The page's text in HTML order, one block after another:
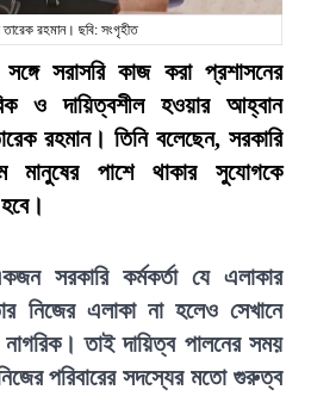
তারেক রহমান। ছবি: সংগৃহীত
সঙ্গে সরাসরি কাজ করা প্রশাসনের
ও দায়িত্বশীল হওয়ার আহ্বান
রহমান। তিনি বলেছেন, সরকারি
মানুষের পাশে থাকার সুযোগকে
সরকারি কর্মকর্তা যে এলাকার
নিজের এলাকা না হলেও সেখানে
নাগরিক। তাই দায়িত্ব পালনের সময়
পরিবারের সদস্যের মতো গুরুত্ব